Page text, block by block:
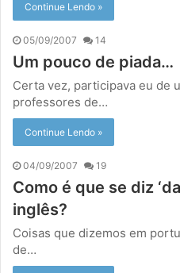
Continue Lendo »
05/09/2007 14
Um pouco de piada…
Certa vez, participava eu de
professores de…
Continue Lendo »
04/09/2007 19
Como é que se diz
inglês?
Coisas que dizemos em
de…